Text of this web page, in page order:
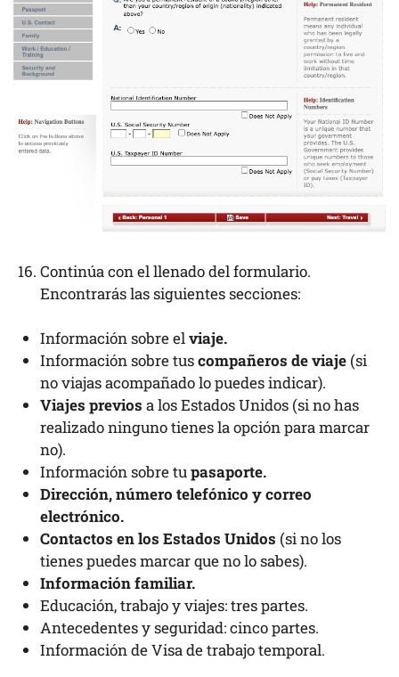
Continúa con el llenado del formulario.
Encontrarás las siguientes secciones:
Información sobre elviaje.
Información sobre tuscompañeros de viaje (si
no viajas acompañado lo puedes indicar).
Viajes previos a los Estados Unidos (si no has
realizado ninguno tienes la opción para marcar
no).
Información sobre tupasaporte.
Dirección, número telefónico y correo
electrónico.
Contactos en los Estados Unidos (si no los
tienes puedes marcar que no lo sabes).
Información familiar.
Educación, trabajo y viajes: tres partes.
Antecedentes y seguridad: cinco partes.
Información de Visa de trabajo temporal.